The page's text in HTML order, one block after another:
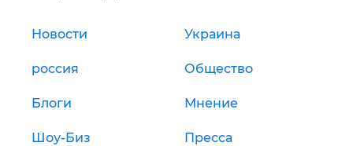
Новости Украина
россия Общество
Блоги Мнение
Шоу-Биз Пресса